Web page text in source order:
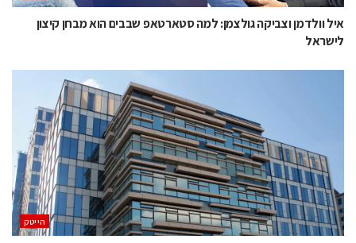
איל וולדמן וצביקה גולצמן: למה סטארטאפ שבבים הוא מבחן קיצון
לישראל
הייטק